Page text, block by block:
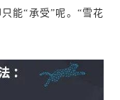
能“承受”呢。 “雪花